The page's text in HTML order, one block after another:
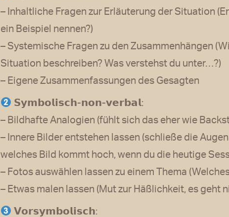
– Inhaltliche Fragen zur Erläuterung der Situation
ein Beispiel nennen?)
– Systemische Fragen zu den Zusammenhängen
Situation beschreiben? Was verstehst du unter…?)
– Eigene Zusammenfassungen des Gesagten
𝗦𝘆𝗺𝗯𝗼𝗹𝗶𝘀𝗰𝗵-𝗻𝗼𝗻-𝘃𝗲𝗿𝗯𝗮𝗹:
– Bildhafte Analogien (fühlt sich das eher wie
– Innere Bilder entstehen lassen (schließe die
welches Bild kommt hoch, wenn du die heutige
– Fotos auswählen lassen zu einem Thema
– Etwas malen lassen (Mut zur Häßlichkeit, es geht
𝗩𝗼𝗿𝘀𝘆𝗺𝗯𝗼𝗹𝗶𝘀𝗰𝗵: